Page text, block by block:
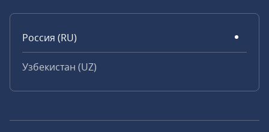
Россия (RU)
Узбекистан (UZ)